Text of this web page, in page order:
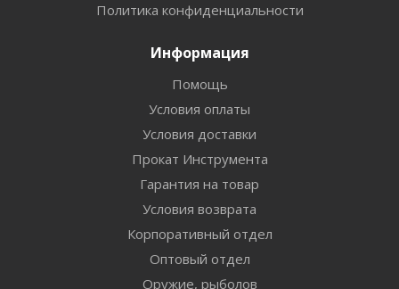
Политика конфиденциальности
Информация
Помощь
Условия оплаты
Условия доставки
Прокат Инструмента
Гарантия на товар
Условия возврата
Корпоративный отдел
Оптовый отдел
Оружие, рыболов